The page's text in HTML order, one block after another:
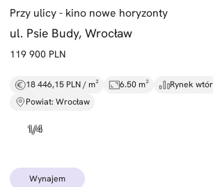
Doradca
Przy ulicy - kino nowe horyzonty
ul. Psie Budy, Wrocław
119 900 PLN
18 446,15 PLN / m² 6.50 m² Rynek
Powiat: Wrocław
wynajem